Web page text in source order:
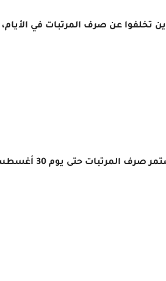
الأحد 27 أغسطس 2023 حتى 30 أغسطس 2023 للعاملين، الذين تخلفوا عن صرف المرتبات